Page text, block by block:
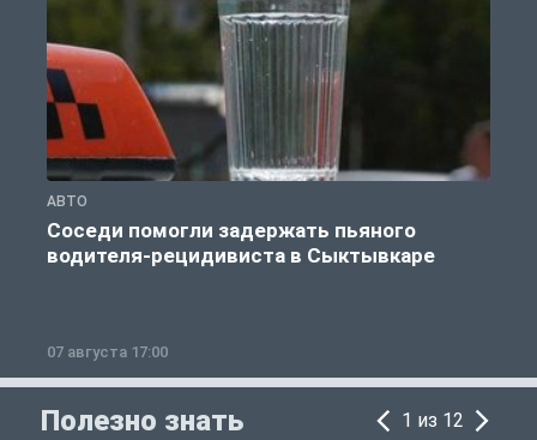
АВТО
Соседи помогли задержать пьяного
водителя-рецидивиста в Сыктывкаре
07 августа 17:00
Полезно знать 1 из 12